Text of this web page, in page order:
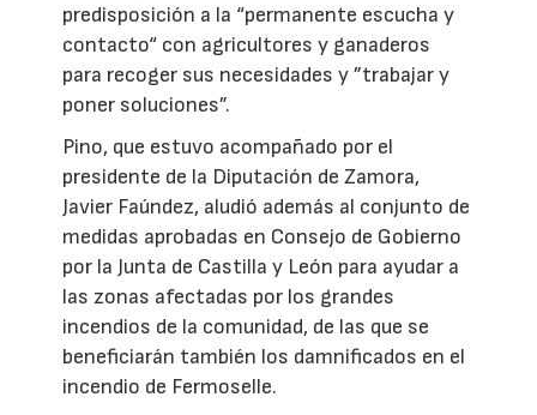
predisposición a la “permanente escucha y
contacto“ con agricultores y ganaderos
para recoger sus necesidades y ”trabajar y
poner soluciones”.
Pino, que estuvo acompañado por el
presidente de la Diputación de Zamora,
Javier Faúndez, aludió además al conjunto de
medidas aprobadas en Consejo de Gobierno
por la Junta de Castilla y León para ayudar a
las zonas afectadas por los grandes
incendios de la comunidad, de las que se
beneficiarán también los damnificados en el
incendio de Fermoselle.